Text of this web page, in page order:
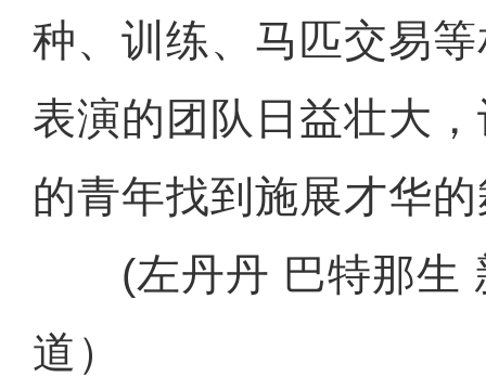
种、训练、马匹交易
表演的团队日益壮大
的青年找到施展才华
(左丹丹 巴特那生
道）